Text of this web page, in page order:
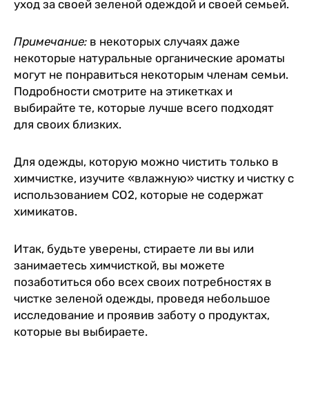
уход за своей зеленой одеждой и своей семьей.
Примечание: в некоторых случаях даже
некоторые натуральные органические ароматы
могут не понравиться некоторым членам семьи.
Подробности смотрите на этикетках и
выбирайте те, которые лучше всего подходят
для своих близких.
Для одежды, которую можно чистить только в
химчистке, изучите «влажную» чистку и чистку с
использованием CO2, которые не содержат
химикатов.
Итак, будьте уверены, стираете ли вы или
занимаетесь химчисткой, вы можете
позаботиться обо всех своих потребностях в
чистке зеленой одежды, проведя небольшое
исследование и проявив заботу о продуктах,
которые вы выбираете.